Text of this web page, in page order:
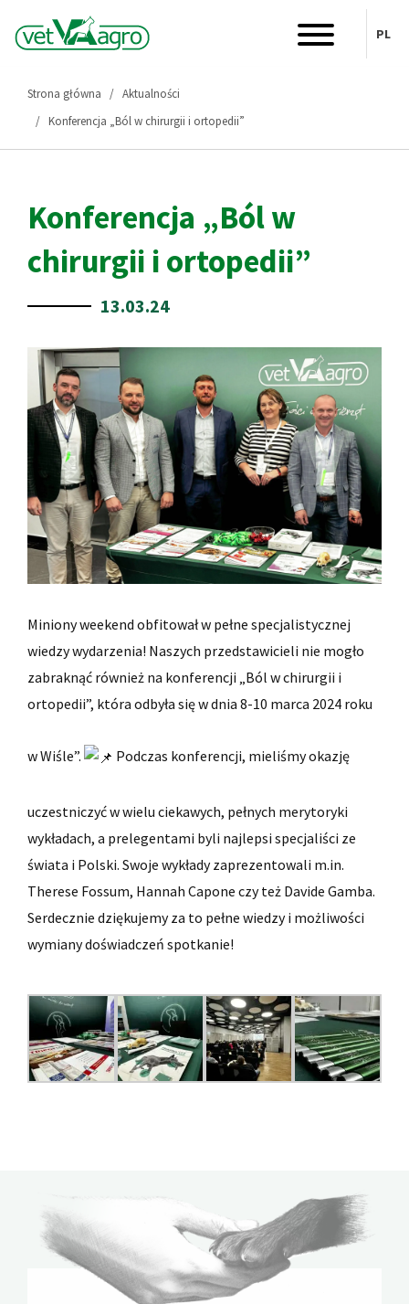
PL
Strona główna
Aktualności
Konferencja „Ból w chirurgii i ortopedii”
Konferencja „Ból w
chirurgii i ortopedii”
13.03.24
Miniony weekend obfitował w pełne specjalistycznej
wiedzy wydarzenia! Naszych przedstawicieli nie mogło
zabraknąć również na konferencji „Ból w chirurgii i
ortopedii”, która odbyła się w dnia 8-10 marca 2024 roku
w Wiśle”. Podczas konferencji, mieliśmy okazję
uczestniczyć w wielu ciekawych, pełnych merytoryki
wykładach, a prelegentami byli najlepsi specjaliści ze
świata i Polski. Swoje wykłady zaprezentowali m.in.
Therese Fossum, Hannah Capone czy też Davide Gamba.
Serdecznie dziękujemy za to pełne wiedzy i możliwości
wymiany doświadczeń spotkanie!